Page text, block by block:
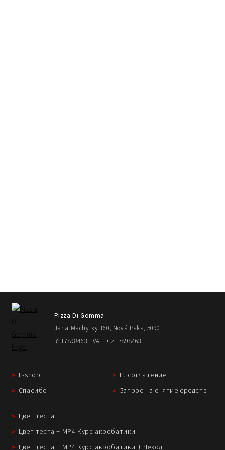
Pizza Di Gomma
Jana Machytky 160, Nová Paka, 50901
Ič:17898463 | VAT: CZ17898463
E-shop
П. соглашение
Спасибо
Запрос на снятие средств
Цвет теста
Цвет теста + MP4 Курс акробатики
Цвет теста + MP4 Курс акробатики + Чехол